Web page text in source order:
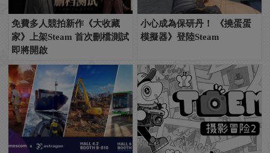
免費多人競拍新作《大收藏
家》上架Steam 首次刪檔測試
即將開啟
小心成為保研丹！ 《撓蛋蛋
模擬器》登陸Steam